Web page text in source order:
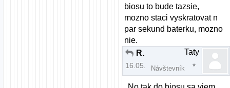
biosu to bude tazsie,
mozno staci vyskratovat n
par sekund baterku, mozno
nie.
Re: Zvuk a Mandriva 2008.0 pomoc
16.05.2008 | 18:45
Taty
Návštevník